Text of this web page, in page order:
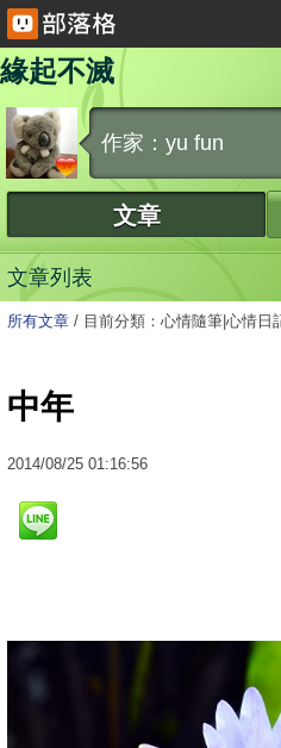
緣起不滅
作家：yu fun
文章
文章列表
所有文章 / 目前分類：心情隨筆|心情日
中年
2014/08/25 01:16:56